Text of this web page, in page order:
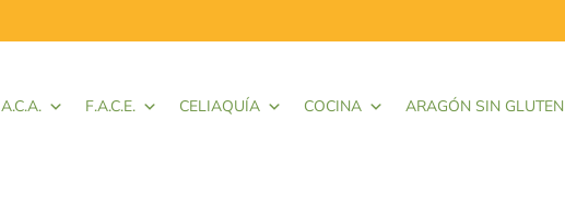
A.C.A. F.A.C.E. CELIAQUÍA COCINA ARAGÓN SIN GLUTEN